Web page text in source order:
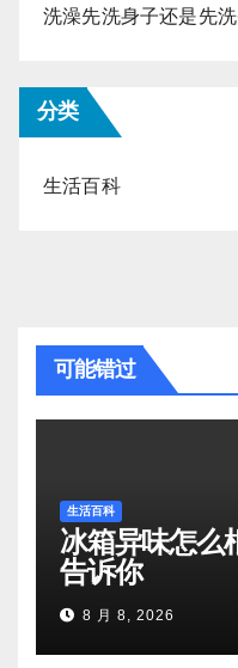
洗澡先洗身子还是先
分类
生活百科
可能错过
生活百科
冰箱异味怎么
告诉你
8 月 8, 2026